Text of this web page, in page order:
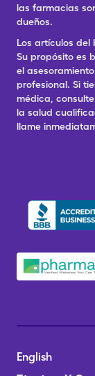
las farmacias
dueños.
Los artículos del
Su propósito es
el
profesional. Si
médica,
la salud
llame
English